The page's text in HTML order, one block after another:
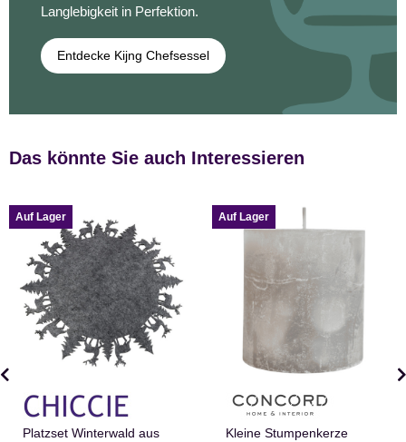
Langlebigkeit in Perfektion.
Entdecke Kijng Chefsessel
Das könnte Sie auch Interessieren
Auf Lager
Platzset Winterwald aus
Auf Lager
Kleine Stumpenkerze